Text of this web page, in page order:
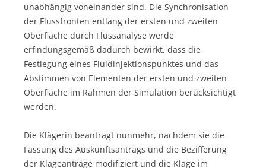
unabhängig voneinander sind. Die Synchronisation
der Flussfronten entlang der ersten und zweiten
Oberfläche durch Flussanalyse werde
erfindungsgemäß dadurch bewirkt, dass die
Festlegung eines Fluidinjektionspunktes und das
Abstimmen von Elementen der ersten und zweiten
Oberfläche im Rahmen der Simulation berücksichtigt
werden.
Die Klägerin beantragt nunmehr, nachdem sie die
Fassung des Auskunftsantrags und die Bezifferung
der Klageanträge modifiziert und die Klage im